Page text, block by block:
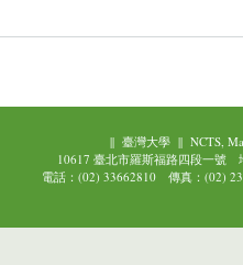
|| 臺灣大學|| NCTS,
10617 臺北市羅斯福路四段一號
電話：(02) 33662810 傳真：(02)